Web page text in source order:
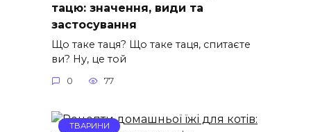
тацю: значення, види та
застосування
Що таке таця? Що таке таця, спитаєте
ви? Ну, це той
0 77
ТВАРИНИ